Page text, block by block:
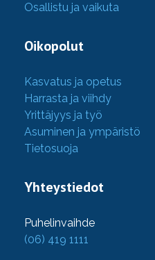
Osallistu ja vaikuta
Oikopolut
Kasvatus ja opetus
Harrasta ja viihdy
Yrittäjyys ja työ
Asuminen ja ympäristö
Tietosuoja
Yhteystiedot
Puhelinvaihde
(06) 419 1111